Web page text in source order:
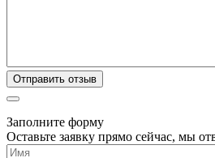
Заполните форму
Оставьте заявку прямо сейчас, мы